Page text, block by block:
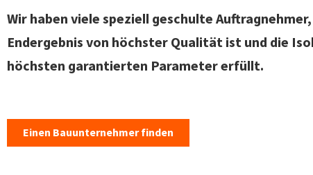
Wir haben viele speziell geschulte Auftragnehmer,
Endergebnis von höchster Qualität ist und die
höchsten garantierten Parameter erfüllt.
Einen Bauunternehmer finden